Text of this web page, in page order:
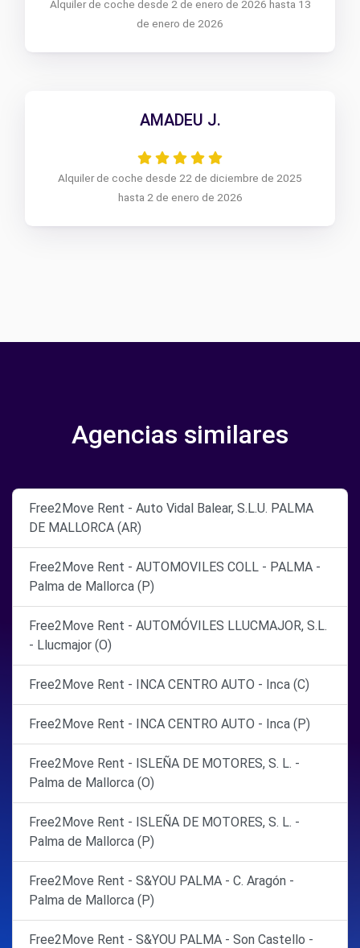
Alquiler de coche desde 2 de enero de 2026 hasta 13
de enero de 2026
AMADEU J.
Alquiler de coche desde 22 de diciembre de 2025
hasta 2 de enero de 2026
Agencias similares
Free2Move Rent - Auto Vidal Balear, S.L.U. PALMA
DE MALLORCA (AR)
Free2Move Rent - AUTOMOVILES COLL - PALMA -
Palma de Mallorca (P)
Free2Move Rent - AUTOMÓVILES LLUCMAJOR, S.L.
- Llucmajor (O)
Free2Move Rent - INCA CENTRO AUTO - Inca (C)
Free2Move Rent - INCA CENTRO AUTO - Inca (P)
Free2Move Rent - ISLEÑA DE MOTORES, S. L. -
Palma de Mallorca (O)
Free2Move Rent - ISLEÑA DE MOTORES, S. L. -
Palma de Mallorca (P)
Free2Move Rent - S&YOU PALMA - C. Aragón -
Palma de Mallorca (P)
Free2Move Rent - S&YOU PALMA - Son Castello -